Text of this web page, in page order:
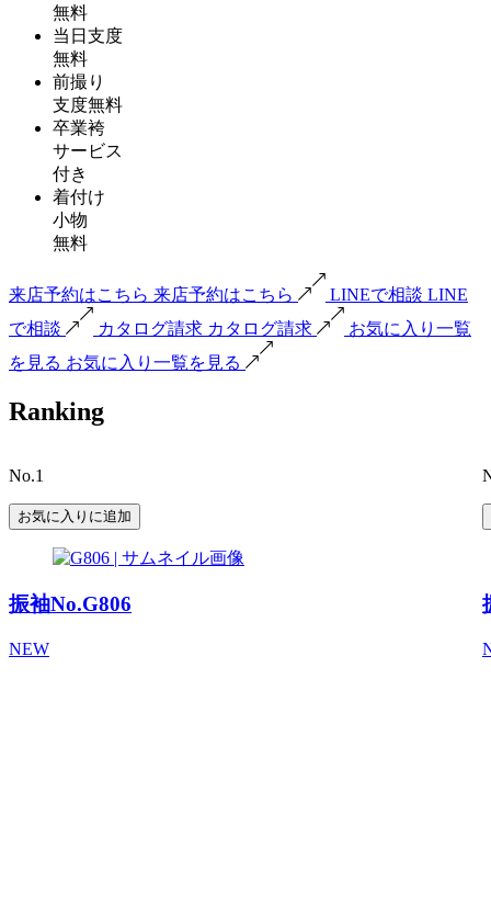
無料
当日支度
無料
前撮り
支度無料
卒業袴
サービス
付き
着付け
小物
無料
来店予約はこちら 来店予約はこちら LINEで相談 LINE
で相談
カタログ請求 カタログ請求
お気に入り一覧
を見る お気に入り一覧を見る
Ranking
No.1
お気に入りに追加
振袖No.G806
NEW